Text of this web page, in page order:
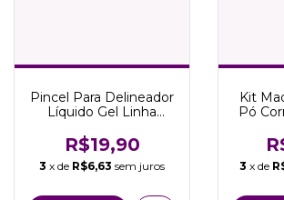
Pincel Para Delineador
Líquido Gel Linha
R$19,90
3 x de R$6,63 sem juros
Kit
Pó
3 x de